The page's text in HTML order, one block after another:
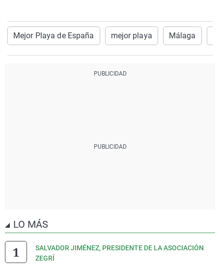
Mejor Playa de España mejor playa Málaga
LO MÁS
SALVADOR JIMÉNEZ, PRESIDENTE DE LA ASOCIACIÓN
ZEGRÍ